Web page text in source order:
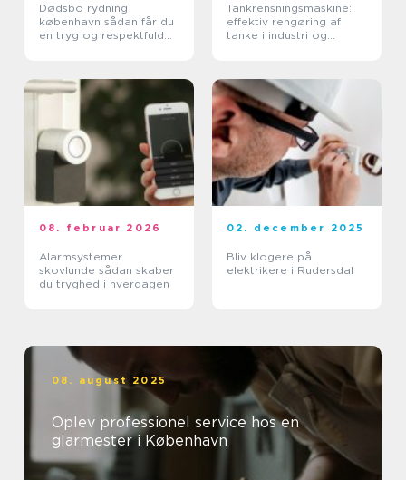
Dødsbo rydning
københavn sådan får du
en tryg og respektfuld
Tankrensningsmaskine:
effektiv rengøring af
tanke i industri og
08. februar 2026
Alarmsystemer
skovlunde sådan skaber
du tryghed i hverdagen
02. december 2025
Bliv klogere på
elektrikere i Rudersdal
08. august 2025
Oplev professionel service hos en
glarmester i København